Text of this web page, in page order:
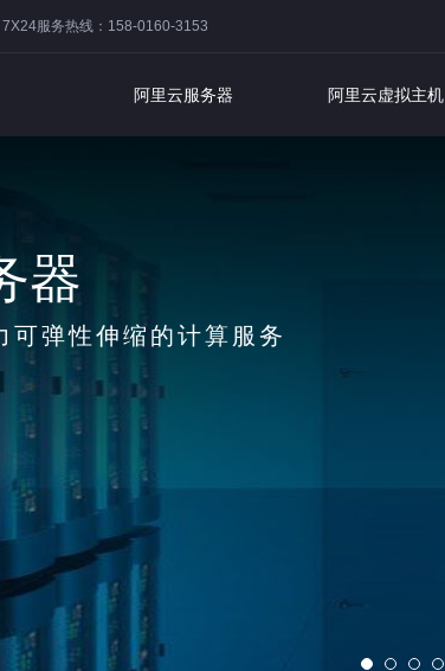
7X24服务热线：158-0160-3153
阿里云服务器 阿里云虚拟主机
阿里云虚拟主机
市场占用率第一，20年专业品质保证